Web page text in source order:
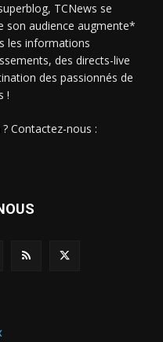
TCNews se
son audience augmente*
les informations
des directs-live
des passionnés de
!
Contactez-nous :